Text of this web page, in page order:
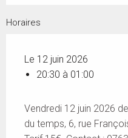
Horaires
Le 12 juin 2026
20:30 à 01:00
Vendredi 12 juin 2026
du temps, 6, rue